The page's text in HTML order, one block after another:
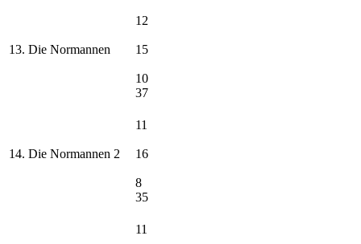
13. Die Normannen
12
15
10
37
14. Die Normannen 2
11
16
8
35
11